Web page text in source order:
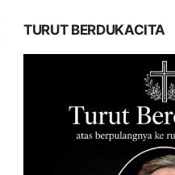
TURUT BERDUKACITA